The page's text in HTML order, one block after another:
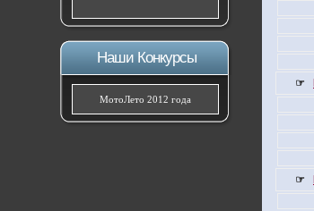
Наши Конкурсы
МотоЛето 2012 года
☞
☞